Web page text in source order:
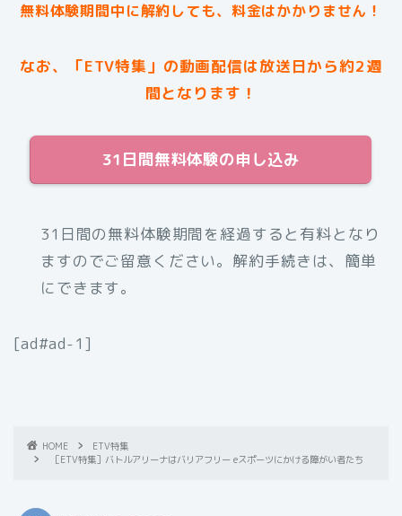
無料体験期間中に解約しても、料金はかかりません！
なお、「ETV特集」の動画配信は放送日から約2週
間となります！
31日間無料体験の申し込み
31日間の無料体験期間を経過すると有料となり
ますのでご留意ください。解約手続きは、簡単
にできます。
[ad#ad-1]
HOME
ETV特集
［ETV特集］バトルアリーナはバリアフリー eスポーツにかける障がい者たち